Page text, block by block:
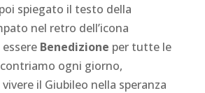
spiegato il testo della
nel retro dell’icona
Benedizione per tutte le
ogni giorno,
il Giubileo nella speranza